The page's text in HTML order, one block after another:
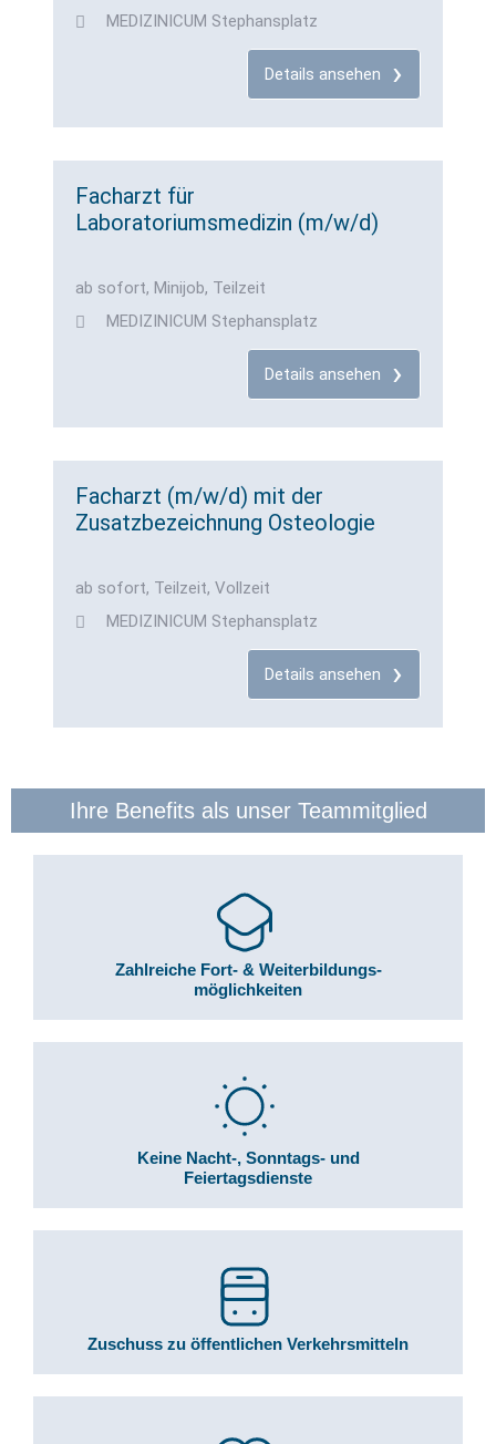
MEDIZINICUM Stephansplatz
Details ansehen
Facharzt für
Laboratoriumsmedizin (m/w/d)
ab sofort, Minijob, Teilzeit
MEDIZINICUM Stephansplatz
Details ansehen
Facharzt (m/w/d) mit der
Zusatzbezeichnung Osteologie
ab sofort, Teilzeit, Vollzeit
MEDIZINICUM Stephansplatz
Details ansehen
Ihre Benefits als unser Teammitglied
Zahlreiche Fort- & Weiterbildungs-
möglichkeiten
Keine Nacht-, Sonntags- und
Feiertagsdienste
Zuschuss zu öffentlichen Verkehrsmitteln